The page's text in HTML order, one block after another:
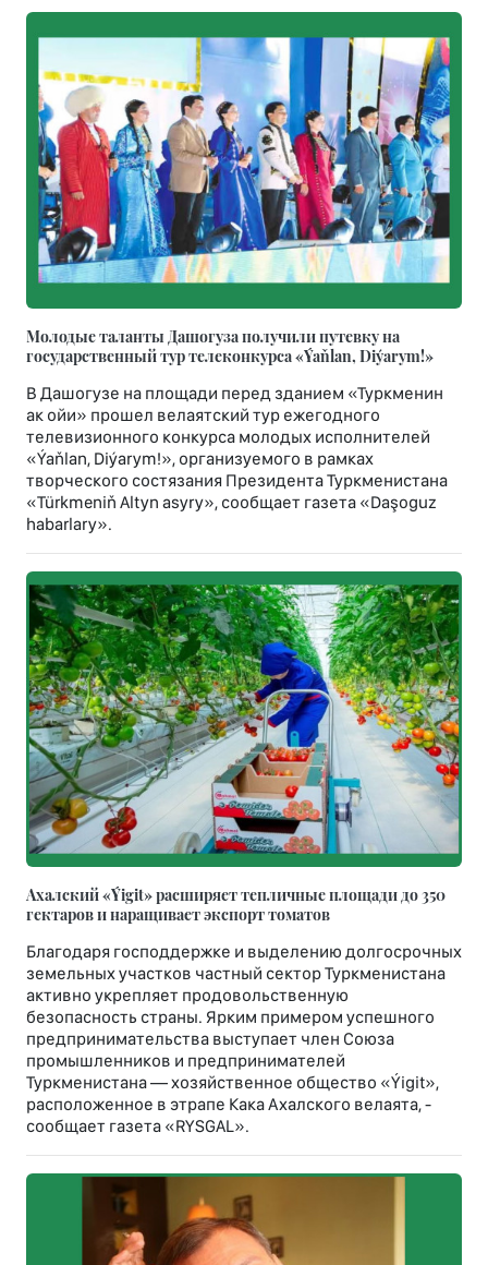
Молодые таланты Дашогуза получили путевку на
государственный тур телеконкурса «Ýaňlan, Diýarym!»
В Дашогузе на площади перед зданием «Туркменин
ак ойи» прошел велаятский тур ежегодного
телевизионного конкурса молодых исполнителей
«Ýaňlan, Diýarym!», организуемого в рамках
творческого состязания Президента Туркменистана
«Türkmeniň Altyn asyry», сообщает газета «Daşoguz
habarlary».
Ахалский «Ýigit» расширяет тепличные площади до 350
гектаров и наращивает экспорт томатов
Благодаря господдержке и выделению долгосрочных
земельных участков частный сектор Туркменистана
активно укрепляет продовольственную
безопасность страны. Ярким примером успешного
предпринимательства выступает член Союза
промышленников и предпринимателей
Туркменистана — хозяйственное общество «Ýigit»,
расположенное в этрапе Кака Ахалского велаята, -
сообщает газета «RYSGAL».